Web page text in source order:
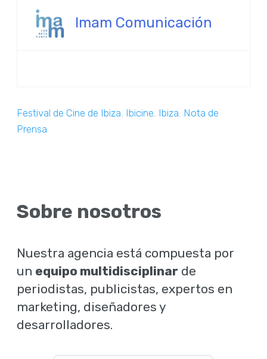
Imam Comunicación
Festival de Cine de Ibiza, Ibicine, Ibiza, Nota de
Prensa
Sobre nosotros
Nuestra agencia está compuesta por
un equipo multidisciplinar de
periodistas, publicistas, expertos en
marketing, diseñadores y
desarrolladores.